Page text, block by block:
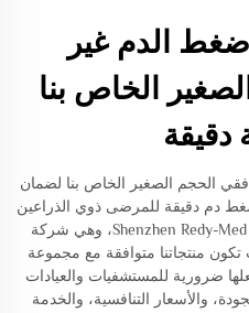
الدم غير
الخاص بنا
دقيقة
الحجم الصغير الخاص بنا لضمان
دم دقيقة للمرضى ذوي الذراعين
الأصغر. يتم تصنيع الوشاح بواسطة Shenzhen Redy-Med، وهي شركة
منتجاتنا متوافقة مع مجموعة
ضرورية للمستشفيات والعيادات
والأسعار التنافسية، والخدمة